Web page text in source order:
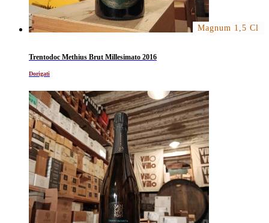
Magnum 1,5 Cl
Trentodoc Methius Brut Millesimato 2016
Dorigati